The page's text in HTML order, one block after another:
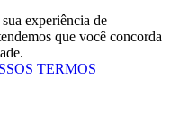
experiência de
que você concorda
TERMOS